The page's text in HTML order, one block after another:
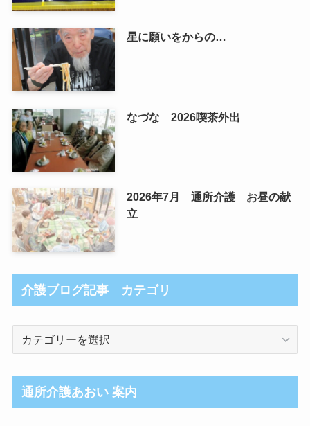
星に願いをからの…
なづな 2026喫茶外出
2026年7月 通所介護 お昼の献
立
介護ブログ記事 カテゴリ
ロ
グ
通所介護あおい 案内